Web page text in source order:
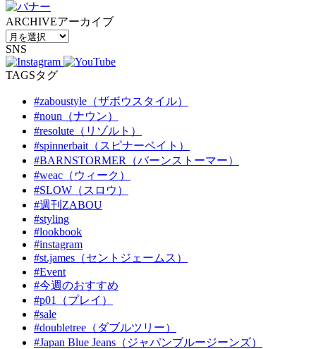
ARCHIVEアーカイブ
SNS
TAGSタグ
#zaboustyle（ザボウスタイル）
#noun（ナウン）
#resolute（リゾルト）
#spinnerbait（スピナーベイト）
#BARNSTORMER（バーンストーマー）
#weac（ウィーク）
#SLOW（スロウ）
#週刊ZABOU
#styling
#lookbook
#instagram
#st.james（セントジェームス）
#Event
#今週のおすすめ
#p01（プレイ）
#sale
#doubletree（ダブルツリー）
#Japan Blue Jeans（ジャパンブルージーンズ）